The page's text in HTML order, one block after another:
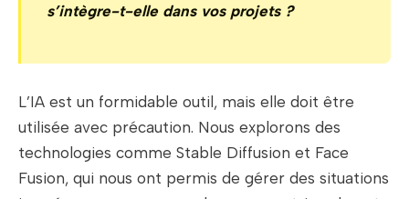
s’intègre-t-elle dans vos projets ?
L’IA est un formidable outil, mais elle doit être
utilisée avec précaution. Nous explorons des
technologies comme Stable Diffusion et Face
Fusion, qui nous ont permis de gérer des situations